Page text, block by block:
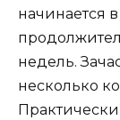
начинается
недель.
несколько